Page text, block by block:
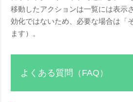
移動したアクションは一覧には表示
効化ではないため、必要な場合は「
ます）。
よくある質問（FAQ）